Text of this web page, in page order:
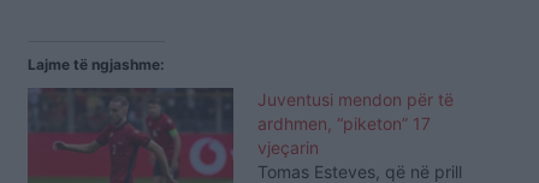
Lajme të ngjashme:
Juventusi mendon për të
ardhmen, “piketon” 17
vjeçarin
Tomas Esteves, që në prill